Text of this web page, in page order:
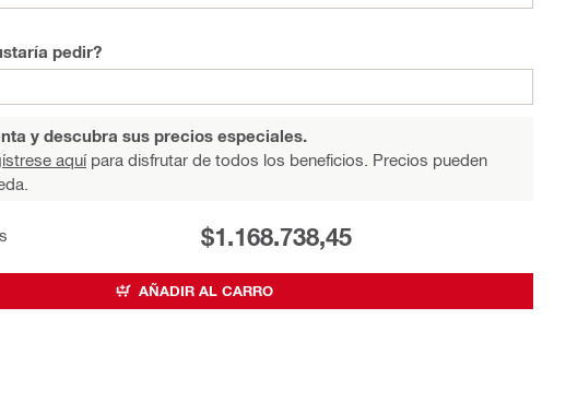
pedir?
y descubra sus precios especiales.
aquípara disfrutar de todos los beneficios. Precios pueden
$1.168.738,45
AÑADIR AL CARRO